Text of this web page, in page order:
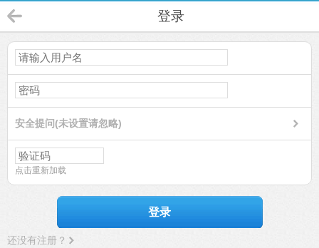
登录
安全提问(未设置请忽略)
点击重新加载
登录
还没有注册？